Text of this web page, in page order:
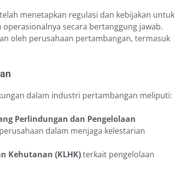
menetapkan regulasi dan kebijakan untuk
secara bertanggung jawab.
oleh perusahaan pertambangan, termasuk
dalam industri pertambangan meliputi:
Perlindungan dan Pengelolaan
dalam menjaga kelestarian
Kehutanan (KLHK)terkait pengelolaan